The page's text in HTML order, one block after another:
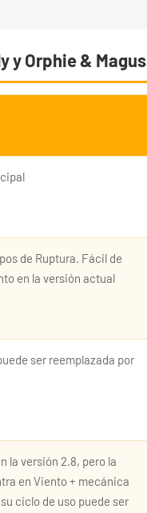
y Orphie & Magus
de Ruptura. Fácil de
en la versión actual
ser reemplazada por
la versión 2.8, pero la
en Viento + mecánica
ciclo de uso puede ser